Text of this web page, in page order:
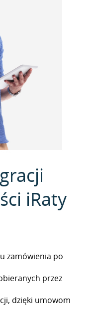
iRaty
zamówienia po
przez
dzięki umowom